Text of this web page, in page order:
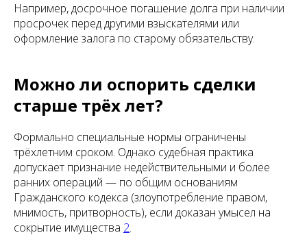
Например, досрочное погашение долга при наличии
просрочек перед другими взыскателями или
оформление залога по старому обязательству.
Можно ли оспорить сделки
старше трёх лет?
Формально специальные нормы ограничены
трёхлетним сроком. Однако судебная практика
допускает признание недействительными и более
ранних операций — по общим основаниям
Гражданского кодекса (злоупотребление правом,
мнимость, притворность), если доказан умысел на
сокрытие имущества 2.